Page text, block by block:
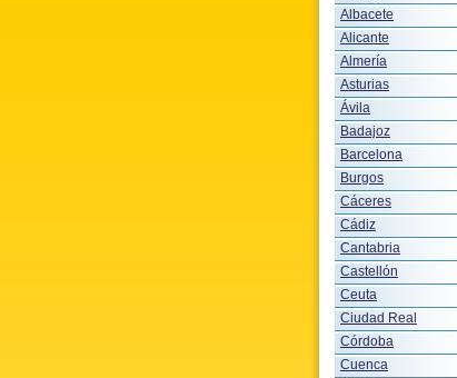
Albacete
Alicante
Almería
Asturias
Ávila
Badajoz
Barcelona
Burgos
Cáceres
Cádiz
Cantabria
Castellón
Ceuta
Ciudad Real
Córdoba
Cuenca